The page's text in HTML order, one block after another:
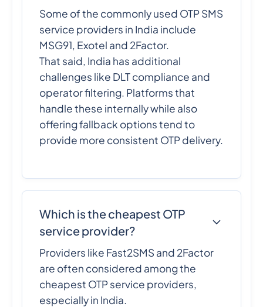
Some of the commonly used OTP SMS
service providers in India include
MSG91, Exotel and 2Factor.
That said, India has additional
challenges like DLT compliance and
operator filtering. Platforms that
handle these internally while also
offering fallback options tend to
provide more consistent OTP delivery.
Which is the cheapest OTP
service provider?
Providers like Fast2SMS and 2Factor
are often considered among the
cheapest OTP service providers,
especially in India.